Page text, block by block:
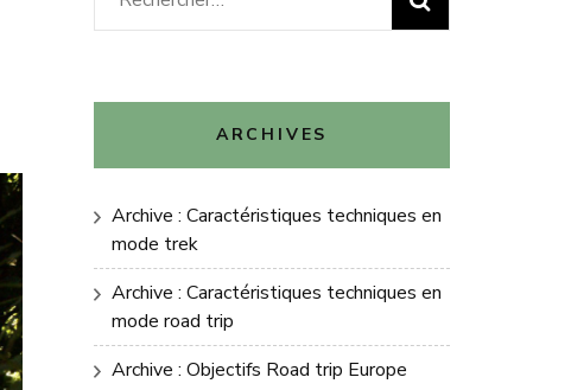
ARCHIVES
Archive : Caractéristiques techniques en
mode trek
Archive : Caractéristiques techniques en
mode road trip
Archive : Objectifs Road trip Europe